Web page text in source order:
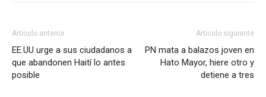
Artículo anterior
EE.UU urge a sus ciudadanos a
que abandonen Haití lo antes
posible
Artículo siguiente
PN mata a balazos joven en
Hato Mayor, hiere otro y
detiene a tres